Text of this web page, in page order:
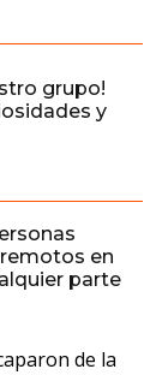
grupo!
y
en
parte
de la